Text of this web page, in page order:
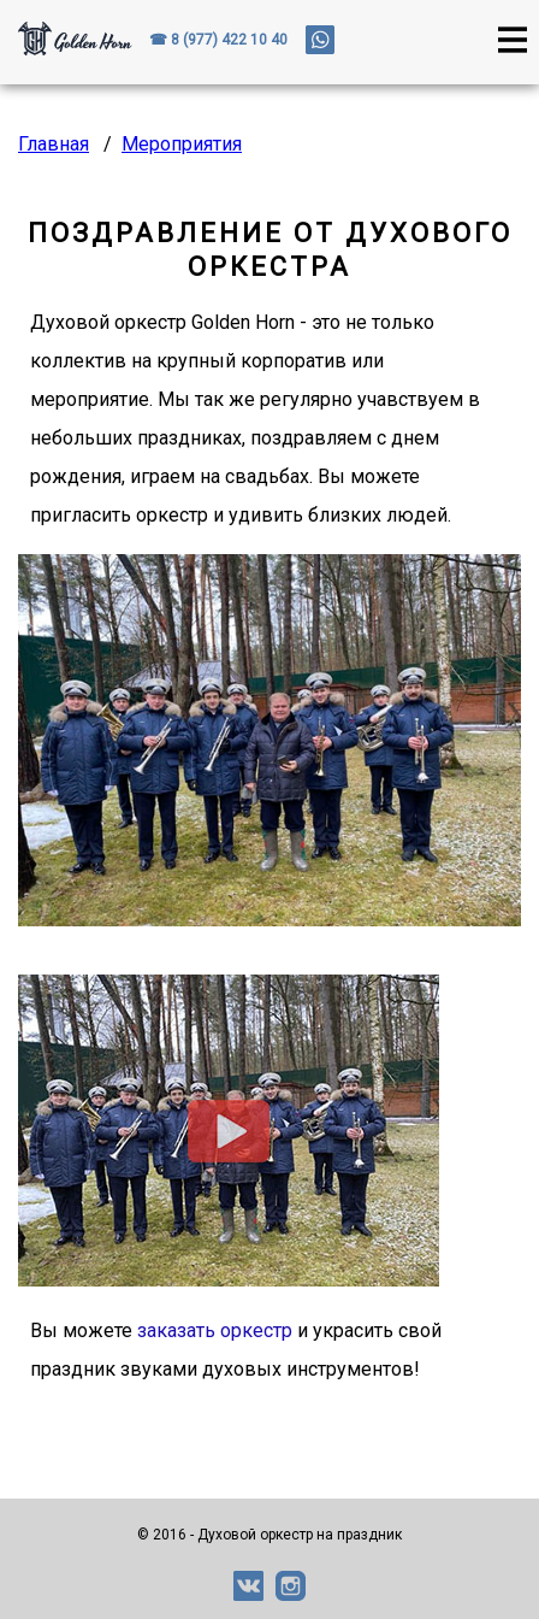
☎ 8 (977) 422 10 40
Главная / Мероприятия
ПОЗДРАВЛЕНИЕ ОТ ДУХОВОГО
ОРКЕСТРА
Духовой оркестр Golden Horn - это не только
коллектив на крупный корпоратив или
мероприятие. Мы так же регулярно учавствуем в
небольших праздниках, поздравляем с днем
рождения, играем на свадьбах. Вы можете
пригласить оркестр и удивить близких людей.
Вы можете заказать оркестр и украсить свой
праздник звуками духовых инструментов!
© 2016 - Духовой оркестр на праздник